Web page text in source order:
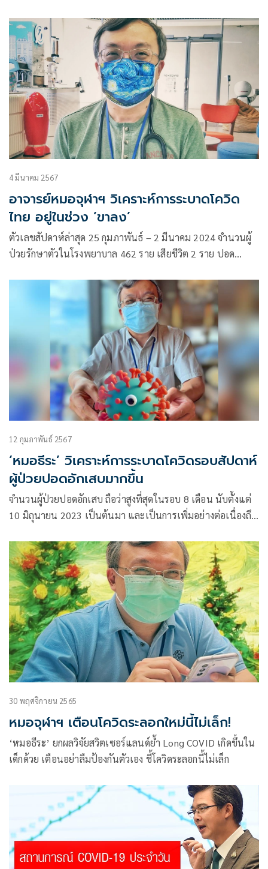
ซึ่งไม่มีแสงแดด
4 มีนาคม 2567
อาจารย์หมอจุฬาฯ วิเคราะห์การระบาดโควิด
ไทย อยู่ในช่วง ’ขาลง’
ตัวเลขสัปดาห์ล่าสุด 25 กุมภาพันธ์ – 2 มีนาคม 2024 จำนวนผู้
ป่วยรักษาตัวในโรงพยาบาล 462 ราย เสียชีวิต 2 ราย ปอด
12 กุมภาพันธ์ 2567
‘หมอธีระ’ วิเคราะห์การระบาดโควิดรอบสัปดาห์
ผู้ป่วยปอดอักเสบมากขึ้น
จำนวนผู้ป่วยปอดอักเสบ ถือว่าสูงที่สุดในรอบ 8 เดือน นับตั้งแต่
10 มิถุนายน 2023 เป็นต้นมา และเป็นการเพิ่มอย่างต่อเนื่องถึง
30 พฤศจิกายน 2565
หมอจุฬาฯ เตือนโควิดระลอกใหม่นี้ไม่เล็ก!
‘หมอธีระ’ ยกผลวิจัยสวิตเซอร์แลนด์ย้ำ Long COVID เกิดขึ้นใน
เด็กด้วย เตือนอย่าลืมป้องกันตัวเอง ชี้โควิดระลอกนี้ไม่เล็ก